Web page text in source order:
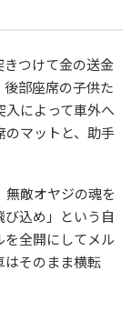
つけて金の送金
部座席の子供た
によって車外へ
のマットと、助手
敵オヤジの魂を
込め」という自
を全開にしてメル
はそのまま横転